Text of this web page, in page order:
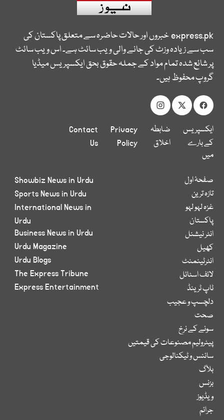
express.pkخبروں اور حالات حاضرہ سے متعلق پاکستان کی
سب سے زیادہ وزٹ کی جانے والی ویب سائٹ ہے۔ اس ویب سائٹ
پر شائع شدہ تمام مواد کے جملہ حقوق بحق ایکسپریس میڈیا
گروپ محفوظ ہیں۔
ایکسپریس
کے بارے
میں
ضابطہ
اخلاق
Privacy
Policy
Contact
Us
صفحۂ اول
تازہ ترین
غزہ لہو لہو
پاکستان
انٹر نیشنل
کھیل
انٹرٹینمنٹ
لائف اسٹائل
ٹاپ ٹرینڈ
دلچسپ و عجیب
صحت
سونے کے نرخ
پیٹرولیم مصنوعات کی قیمتیں
سائنس و ٹیکنالوجی
بلاگ
بزنس
ویڈیوز
جرائم
Showbiz News in Urdu
Sports News in Urdu
International News in
Urdu
Business News in Urdu
Urdu Magazine
Urdu Blogs
The Express Tribune
Express Entertainment